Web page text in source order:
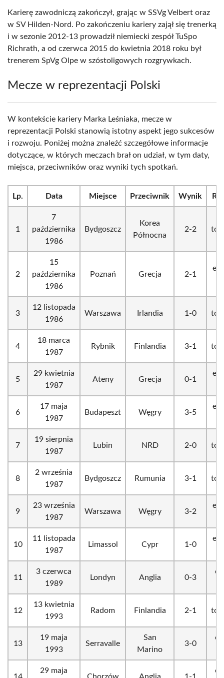
Karierę zawodniczą zakończył, grając w SSVg Velbert oraz
w SV Hilden-Nord. Po zakończeniu kariery zajął się trenerką
i w sezonie 2012-13 prowadził niemiecki zespół TuSpo
Richrath, a od czerwca 2015 do kwietnia 2018 roku był
trenerem SpVg Olpe w szóstoligowych rozgrywkach.
Mecze w reprezentacji Polski
W kontekście kariery Marka Leśniaka, mecze w
reprezentacji Polski stanowią istotny aspekt jego sukcesów
i rozwoju. Poniżej można znaleźć szczegółowe informacje
dotyczące, w których meczach brał on udział, w tym daty,
miejsca, przeciwników oraz wyniki tych spotkań.
Lp. Data Miejsce Przeciwnik Wynik
1
7
października
1986
Bydgoszcz
Korea
Północna
2-2
2
15
października
1986
Poznań Grecja 2-1
3
12 listopada
1986
Warszawa Irlandia 1-0
4
18 marca
1987
Rybnik Finlandia 3-1
5
29 kwietnia
1987
Ateny Grecja 0-1
6
17 maja
1987
Budapeszt Węgry 3-5
7
19 sierpnia
1987
Lubin NRD 2-0
8
2 września
1987
Bydgoszcz Rumunia 3-1
9
23 września
1987
Warszawa Węgry 3-2
10
11 listopada
1987
Limassol Cypr 1-0
11
3 czerwca
1989
Londyn Anglia 0-3
12
13 kwietnia
1993
Radom Finlandia 2-1
13
19 maja
1993
Serravalle
San
Marino
3-0
29 maja